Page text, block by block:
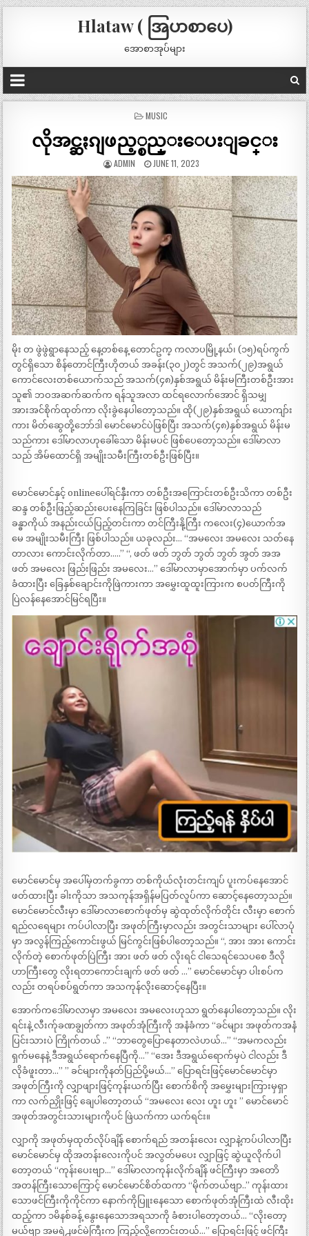
Hlataw ( အြပာစာပေ)
အောစာအုပ်များ
POSTED
MUSIC
လိုအင္ဆႏၵျဖည့္စည္းေပးျခင္း
ADMIN JUNE 11, 2023
မိုး တ ဖွဲဖွဲရွာနေသည့် နေ့တစ်နေ့ တောင်ဥက္ ကလာပမြို့နယ်၊ (၁၅)ရပ်ကွက်
တွင်ရှိသော စိန်တောင်ကြီးဟိုတယ် အခန်း(၃၀၂)တွင် အသက်(၂၉)အရွယ်
ကောင်လေးတစ်ယောက်သည် အသက်(၄၈)နှစ်အရွယ် မိန်းမကြီးတစ်ဦးအား
သူ၏ ဘဝအဆက်ဆက်က ရန်သူအလာ ထင်ရလောက်အောင် ရှိသမျှ
အားအင်စိုက်ထုတ်ကာ လိုးခွဲနေပါတော့သည်။ ထို(၂၉)နှစ်အရွယ် ယောကျာ်း
ကား မိတ်ဆွေတို့ဘော်ဒါ မောင်မောင်ပဲဖြစ်ပြီး အသက်(၄၈)နှစ်အရွယ် မိန်းမ
သည်ကား ဒေါ်မာလာဟုခေါ်သော မိန်းမပင် ဖြစ်ပေတော့သည်။ ဒေါ်မာလာ
သည် အိမ်ထောင်ရှိ အမျိုးသမီးကြီးတစ်ဦးဖြစ်ပြီး။
မောင်မောင်နှင့် onlineပေါ်ရင်နှီးကာ တစ်ဦးအကြောင်းတစ်ဦးသိကာ တစ်ဦး
ဆန္ဒ တစ်ဦးဖြည့်ဆည်းပေးနေကြခြင်း ဖြစ်ပါသည်။ ဒေါ်မာလာသည်
ခန္ဓာကိုယ် အနည်းငယ်ပြည့်တင်းကာ တင်ကြီးနို့ကြီး ကလေး(၄)ယောက်အ
မေ အမျိုးသမီးကြီး ဖြစ်ပါသည်။ ယခုလည်း… “အမလေး အမလေး သတ်နေ
တာလား ကောင်းလိုက်တာ…..” “, ဖတ် ဖတ် ဘွတ် ဘွတ် ဘွတ် အွတ် အအ
ဖတ် အမလေး ဖြည်းဖြည်း အမလေး…” ဒေါ်မာလာမှာအောက်မှာ ပက်လက်
ခံထားပြီး ခြေနှစ်ချောင်းကိုဖြဲကားကာ အမွှေးထူထူးကြားက စပတ်ကြီးကို
ပြဲလန်နေအောင်မြင်ရပြီး။
မောင်မောင်မှ အပေါ်မှတက်ခွကာ တစ်ကိုယ်လုံးတင်းကျပ် ပူးကပ်နေအောင်
ဖတ်ထားပြီး ခါးကိုသာ အသကုန်အရှိန်မပြတ်လူပ်ကာ ဆောင့်နေတော့သည်။
မောင်မောင်လီးမှာ ဒေါ်မာလာစောက်ဖုတ်မှ ဆွဲထုတ်လိုက်တိုင်း လီးမှာ စောက်
ရည်လရေများ ကပ်ပါလာပြီး အဖုတ်ကြီးမှာလည်း အတွင်းသာများ ပေါ်လာပုံ
မှာ အလွန်ကြည့်ကောင်းဖွယ် မြင်ကွင်းဖြစ်ပါတော့သည်။ “, အား အား ကောင်း
လိုက်တဲ့ စောက်ဖုတ်ပြဲကြီး အား ဖတ် ဖတ် လိုးရင် ငါသေရင်သေပစေ ဒီလို
ဟာကြီးတွေ လိုးရတာကောင်းချက် ဖတ် ဖတ် …” မောင်မောင်မှာ ပါးစပ်က
လည်း တရပ်စပ်ရွတ်ကာ အသကုန်လိုးဆောင့်နေပြီး။
အောက်ကဒေါ်မာလာမှာ အမလေး အမလေးဟုသာ ရွတ်နေပါတော့သည်။ လိုး
ရင်းနဲ့ လီးက်ုခဏချွတ်ကာ အဖုတ်အုံကြီးကို အနံခံကာ “ခင်များ အဖုတ်ကအနံ
ပြင်းသားပဲ ကြိုက်တယ် ..” “ဘာတွေပြောနေတာလဲဟယ်…” “အမကလည်း
ရှက်မနေနဲ့ ဒီအရွယ်ရောက်နေပြီကို…” “အေး ဒီအရွယ်ရောက်မှပဲ ငါလည်း ဒီ
လိုခံဖူးတာ…” ” ခင်များကိုနတ်ပြည်ပို့မယ်…” ပြောရင်းဖြင့်မောင်မောင်မှာ
အဖုတ်ကြီးကို လျှာဖျားဖြင့်ကုန်းယက်ပြီး စောက်စိကို အမွှေးများကြားမှရှာ
ကာ လက်ညှိုးဖြင့် ချေပါတော့တယ် “အမလေး လေး ဟူး ဟူး ” မောင်မောင်
အဖုတ်အတွင်းသားများကိုပင် ဖြဲယက်ကာ ယက်ရင်း။
လျှာကို အဖုတ်မှထုတ်လိုပ်ချိန် စောက်ရည် အတန်းလေး လျှာနဲ့ကပ်ပါလာပြီး
မောင်မောင်မှ ထိုအတန်းလေးကိုပင် အလွတ်မပေး လျှာဖြင့် ဆွဲယူလိုက်ပါ
တော့တယ် “ကုန်းပေးဗျာ…” ဒေါ်မာလာကုန်းလိုက်ချိန် ဖင်ကြီးမှာ အတောိ
အတန်ကြီးသောကြောင့် မောင်မောင်စိတ်ထကာ “မိုက်တယ်ဗျာ..” ကုန်းထား
သောဖင်ကြီးကိုကိုင်ကာ နောက်ကိုပြူးနေသော စောက်ဖုတ်အုံကြီးထဲ လီးထိုး
ထည့်ကာ ၁မိနစ်ခန့် နွေးနေသောအရသာကို ခံစားပါတော့တယ်… “လိုးတော့
မယ်ဗျာ အမရဲ႕ဖင်မဲကြီးက ကြည့်လို့ကောင်းတယ်…” ပြောရင်းဖြင့် ဖင်ကြီး